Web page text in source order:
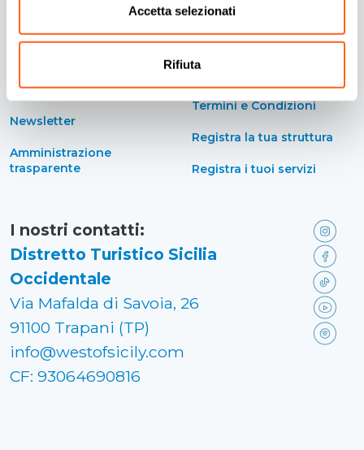
Accetta selezionati
Rifiuta
Credits
accessibilità
Newsletter
Amministrazione
trasparente
Informativa Cookies
Preferenze cookies
Informativa privacy
Termini e Condizioni
Registra la tua struttura
Registra i tuoi servizi
I nostri contatti:
Distretto Turistico Sicilia
Occidentale
Via Mafalda di Savoia, 26
91100 Trapani (TP)
info@westofsicily.com
CF: 93064690816